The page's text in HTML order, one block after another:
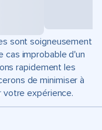
sont soigneusement
cas improbable d'un
rapidement les
de minimiser à
votre expérience.